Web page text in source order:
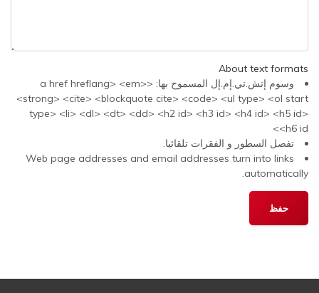
About text formats
وسوم إتش.تي.إم.إل المسموح بها: <a href hreflang> <em>
<strong> <cite> <blockquote cite> <code> <ul type> <ol start
type> <li> <dl> <dt> <dd> <h2 id> <h3 id> <h4 id> <h5 id>
<h6 id>
تفصل السطور و الفقرات تلقائيا.
Web page addresses and email addresses turn into links
automatically.